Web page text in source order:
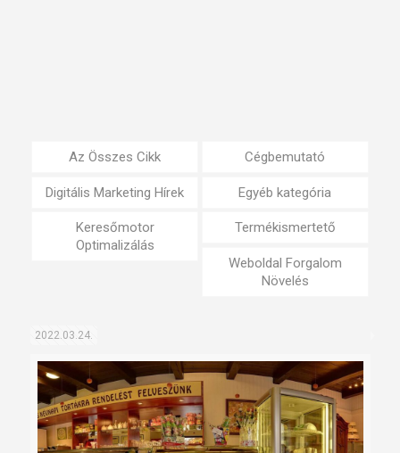
Az Összes Cikk Cégbemutató
Digitális Marketing Hírek Egyéb kategória
Keresőmotor
Optimalizálás
Termékismertető
Weboldal Forgalom
Növelés
2022.03.24.